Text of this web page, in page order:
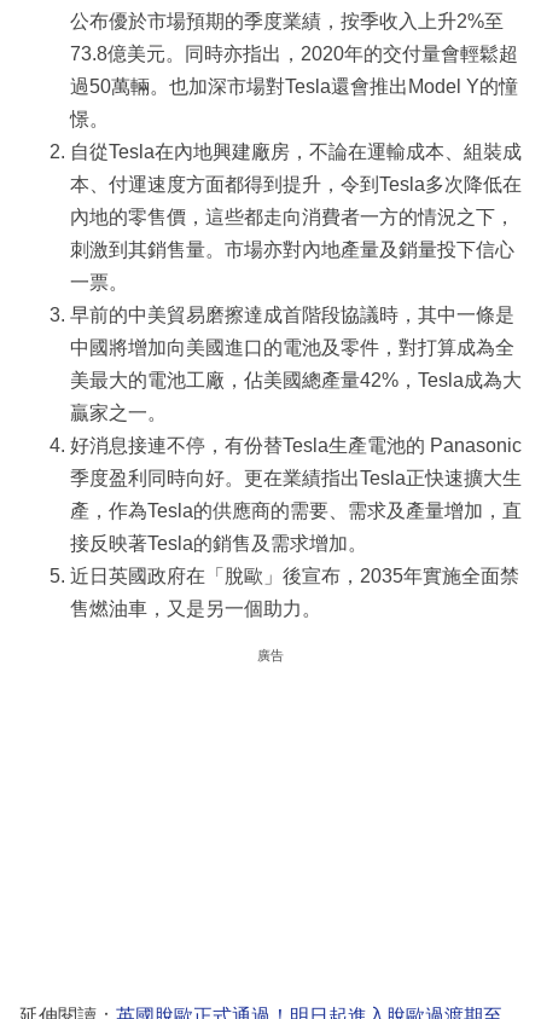
公布優於市場預期的季度業績，按季收入上升2%至
73.8億美元。同時亦指出，2020年的交付量會輕鬆超
過50萬輛。也加深市場對Tesla還會推出Model Y的憧
憬。
自從Tesla在內地興建廠房，不論在運輸成本、組裝成
本、付運速度方面都得到提升，令到Tesla多次降低在
內地的零售價，這些都走向消費者一方的情況之下，
刺激到其銷售量。市場亦對內地產量及銷量投下信心
一票。
早前的中美貿易磨擦達成首階段協議時，其中一條是
中國將增加向美國進口的電池及零件，對打算成為全
美最大的電池工廠，佔美國總產量42%，Tesla成為大
贏家之一。
好消息接連不停，有份替Tesla生產電池的 Panasonic
季度盈利同時向好。更在業績指出Tesla正快速擴大生
產，作為Tesla的供應商的需要、需求及產量增加，直
接反映著Tesla的銷售及需求增加。
近日英國政府在「脫歐」後宣布，2035年實施全面禁
售燃油車，又是另一個助力。
廣告